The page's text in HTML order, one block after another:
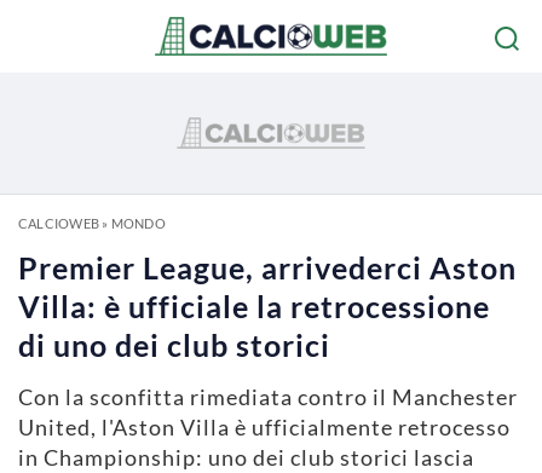
CALCIOWEB» MONDO
Premier League, arrivederci Aston
Villa: è ufficiale la retrocessione
di uno dei club storici
Con la sconfitta rimediata contro il Manchester
United, l'Aston Villa è ufficialmente retrocesso
in Championship: uno dei club storici lascia